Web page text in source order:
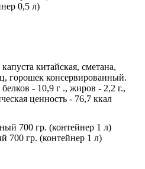
0,5 л)
китайская, сметана,
горошек консервированный.
- 10,9 г ., жиров - 2,2 г.,
ценность - 76,7 ккал
700 гр. (контейнер 1 л)